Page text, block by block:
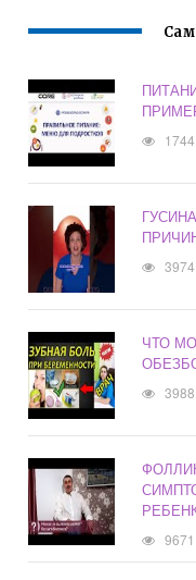
1744
3974
ЧТО
3988
9671